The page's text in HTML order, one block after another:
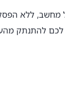
ללא
להתנתק